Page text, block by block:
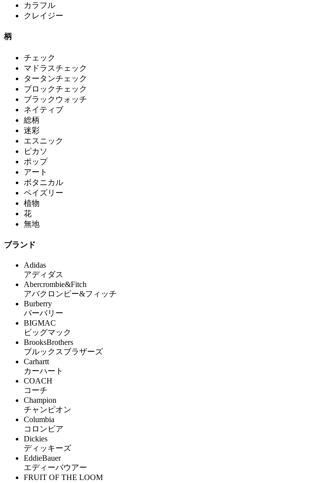
カラフル
クレイジー
柄
チェック
マドラスチェック
タータンチェック
ブロックチェック
ブラックウォッチ
ネイティブ
総柄
迷彩
エスニック
ピカソ
ポップ
アート
ボタニカル
ペイズリー
植物
花
無地
ブランド
Adidas
アディダス
Abercrombie&Fitch
アバクロンビー&フィッチ
Burberry
バーバリー
BIGMAC
ビッグマック
BrooksBrothers
ブルックスブラザーズ
Carhartt
カーハート
COACH
コーチ
Champion
チャンピオン
Columbia
コロンビア
Dickies
ディッキーズ
EddieBauer
エディーバウアー
FRUIT OF THE LOOM